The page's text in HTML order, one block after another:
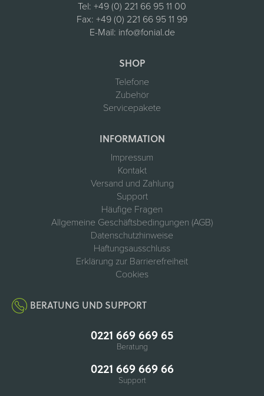
Tel: +49 (0) 221 66 95 11 00
Fax: +49 (0) 221 66 95 11 99
E-Mail: info@fonial.de
SHOP
Telefone
Zubehör
Servicepakete
INFORMATION
Impressum
Kontakt
Versand und Zahlung
Support
Häufige Fragen
Allgemeine Geschäftsbedingungen (AGB)
Datenschutzhinweise
Haftungsausschluss
Erklärung zur Barrierefreiheit
Cookies
BERATUNG UND SUPPORT
0221 669 669 65
Beratung
0221 669 669 66
Support